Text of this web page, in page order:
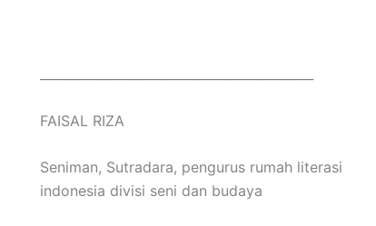
FAISAL RIZA
Seniman, Sutradara, pengurus rumah literasi
indonesia divisi seni dan budaya